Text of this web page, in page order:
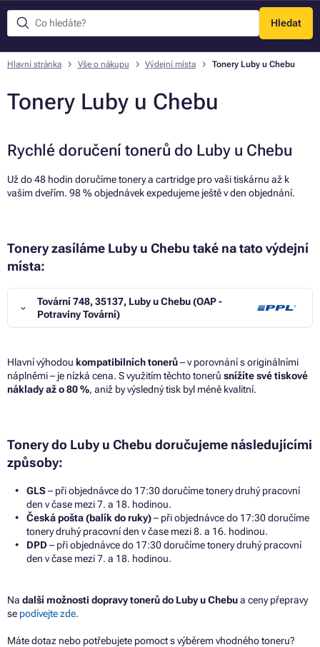
Hledat
Menu
Hlavní stránka Vše o nákupu Výdejní místa Tonery Luby u Chebu
Tonery Luby u Chebu
Rychlé doručení tonerů do Luby u Chebu
Už do 48 hodin doručíme tonery a cartridge pro vaši tiskárnu až k
vašim dveřím. 98 % objednávek expedujeme ještě v den objednání.
Tonery zasíláme Luby u Chebu také na tato výdejní
místa:
Tovární 748, 35137, Luby u Chebu (OAP -
Potraviny Tovární)
Hlavní výhodou kompatibilních tonerů– v porovnání s originálními
náplněmi – je nízká cena. S využitím těchto tonerů snížíte své tiskové
náklady až o 80 %, aniž by výsledný tisk byl méně kvalitní.
Tonery do Luby u Chebu doručujeme následujícími
způsoby:
GLS– při objednávce do 17:30 doručíme tonery druhý pracovní
den v čase mezi 7. a 18. hodinou.
Česká pošta (balík do ruky)– při objednávce do 17:30 doručíme
tonery druhý pracovní den v čase mezi 8. a 16. hodinou.
DPD – při objednávce do 17:30 doručíme tonery druhý pracovní
den v čase mezi 7. a 18. hodinou.
Na další možnosti dopravy tonerů do Luby u Chebua ceny přepravy
se podívejte zde.
Máte dotaz nebo potřebujete pomoct s výběrem vhodného toneru?